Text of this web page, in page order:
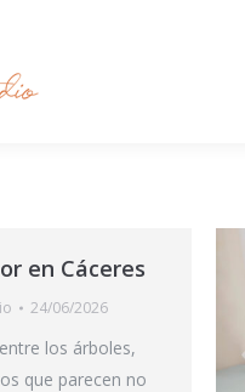
en Cáceres
24/06/2026
los árboles,
que parecen no